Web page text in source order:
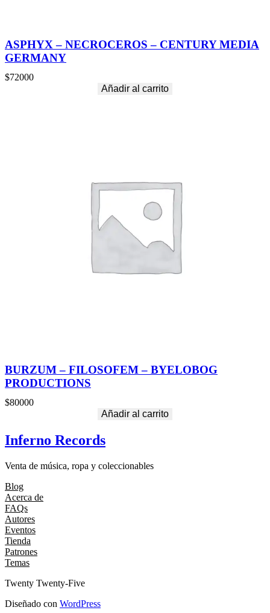
ASPHYX – NECROCEROS – CENTURY MEDIA
GERMANY
$72000
Añadir al carrito
BURZUM – FILOSOFEM – BYELOBOG
PRODUCTIONS
$80000
Añadir al carrito
Inferno Records
Venta de música, ropa y coleccionables
Blog
Acerca de
FAQs
Autores
Eventos
Tienda
Patrones
Temas
Twenty Twenty-Five
Diseñado con WordPress